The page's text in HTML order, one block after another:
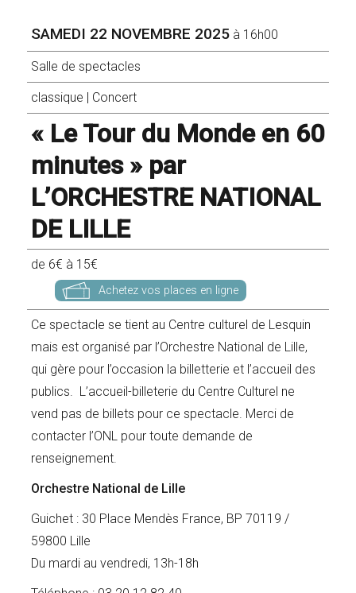
SAMEDI 22 NOVEMBRE 2025 à 16h00
Salle de spectacles
classique Concert
« Le Tour du Monde en 60
minutes » par
L’ORCHESTRE NATIONAL
DE LILLE
de 6€ à 15€
Achetez vos places en ligne
Ce spectacle se tient au Centre culturel de Lesquin
mais est organisé par l’Orchestre National de Lille,
qui gère pour l’occasion la billetterie et l’accueil des
publics. L’accueil-billeterie du Centre Culturel ne
vend pas de billets pour ce spectacle. Merci de
contacter l’ONL pour toute demande de
renseignement.
Orchestre National de Lille
Guichet : 30 Place Mendès France, BP 70119 /
59800 Lille
Du mardi au vendredi, 13h-18h